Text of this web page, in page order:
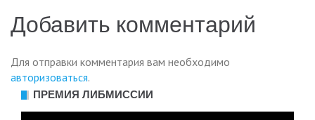
Добавить комментарий
Для отправки комментария вам необходимо
авторизоваться.
ПРЕМИЯ ЛИБМИССИИ